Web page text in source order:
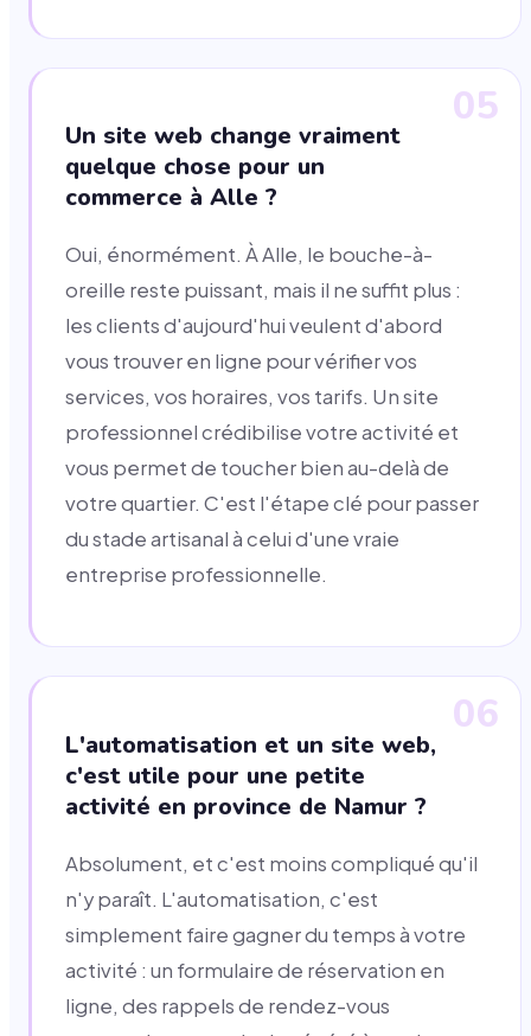
05
Un site web change vraiment
quelque chose pour un
commerce à Alle ?
Oui, énormément. À Alle, le bouche-à-
oreille reste puissant, mais il ne suffit plus :
les clients d'aujourd'hui veulent d'abord
vous trouver en ligne pour vérifier vos
services, vos horaires, vos tarifs. Un site
professionnel crédibilise votre activité et
vous permet de toucher bien au-delà de
votre quartier. C'est l'étape clé pour passer
du stade artisanal à celui d'une vraie
entreprise professionnelle.
06
L'automatisation et un site web,
c'est utile pour une petite
activité en province de Namur ?
Absolument, et c'est moins compliqué qu'il
n'y paraît. L'automatisation, c'est
simplement faire gagner du temps à votre
activité : un formulaire de réservation en
ligne, des rappels de rendez-vous